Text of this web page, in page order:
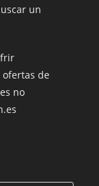
un
de
no